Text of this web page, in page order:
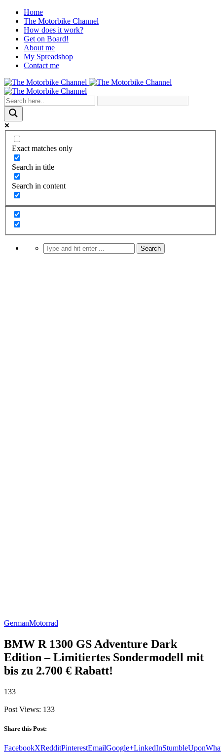
Home
The Motorbike Channel
How does it work?
Get on Board!
About me
My Spreadshop
Contact me
Exact matches only
Search in title
Search in content
GermanMotorrad
BMW R 1300 GS Adventure Dark
Edition – Limitiertes Sondermodell mit
bis zu 2.700 € Rabatt!
133
Post Views: 133
Share this Post:
FacebookXRedditPinterestEmailGoogle+LinkedInStumbleUpon